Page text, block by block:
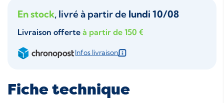
En stock, livré à partir de lundi 10/08
Livraison offerte à partir de 150 €
Infos livraison
Fiche technique